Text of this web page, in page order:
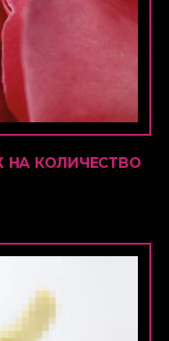
КОЛИЧЕСТВО